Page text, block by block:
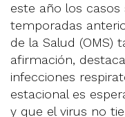
este año los
temporadas
de la Salud (OMS)
afirmación,
infecciones
estacional es
y que el virus no